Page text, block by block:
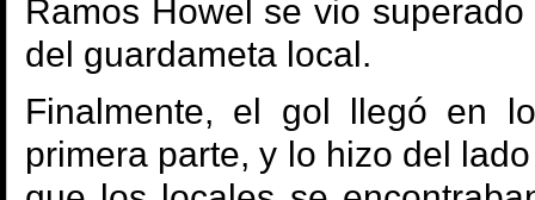
Ramos Howel se vio
del guardameta local.
Finalmente, el gol llegó en
primera parte, y lo hizo del